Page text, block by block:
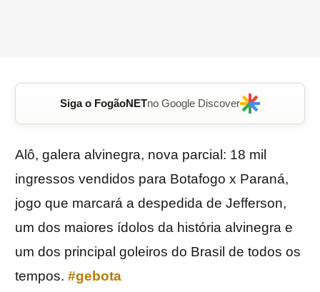
Siga o FogãoNETno Google Discover
Alô, galera alvinegra, nova parcial: 18 mil
ingressos vendidos para Botafogo x Paraná,
jogo que marcará a despedida de Jefferson,
um dos maiores ídolos da história alvinegra e
um dos principal goleiros do Brasil de todos os
tempos. #gebota